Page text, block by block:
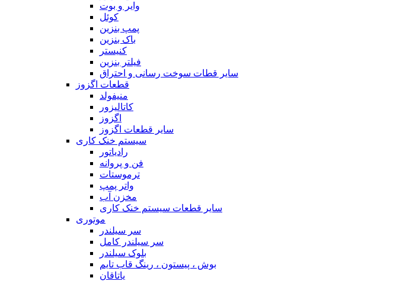
وایر و بوت
کوئل
پمپ بنزین
باک بنزین
کنیستر
فیلتر بنزین
سایر قطات سوخت رسانی و احتراق
قطعات اگزوز
منیفولد
کاتالیزور
اگزوز
سایر قطعات اگزوز
سیستم خنک کاری
رادیاتور
فن و پروانه
ترموستات
واتر پمپ
مخزن آب
سایر قطعات سیستم خنک کاری
موتوری
سر سیلندر
سر سیلندر کامل
بلوک سیلندر
بوش ، پیستون ، رینگ قاب تایم
یاتاقان